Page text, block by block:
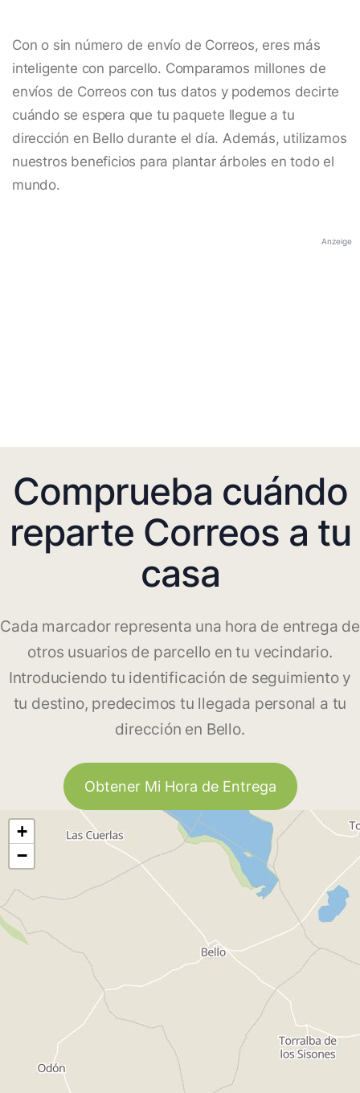
Con o sin número de envío de Correos, eres más
inteligente con parcello. Comparamos millones de
envíos de Correos con tus datos y podemos decirte
cuándo se espera que tu paquete llegue a tu
dirección en Bello durante el día. Además, utilizamos
nuestros beneficios para plantar árboles en todo el
mundo.
Anzeige
Comprueba cuándo
reparte Correos a tu
casa
Cada marcador representa una hora de entrega de
otros usuarios de parcello en tu vecindario.
Introduciendo tu identificación de seguimiento y
tu destino, predecimos tu llegada personal a tu
dirección en Bello.
Obtener Mi Hora de Entrega
+
−